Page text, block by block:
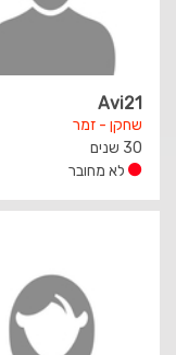
Avi21
שחקן - זמר
30 שנים
לא מחובר